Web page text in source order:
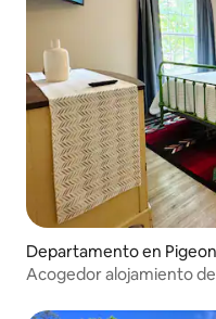
Departamento en
Acogedor alojamiento